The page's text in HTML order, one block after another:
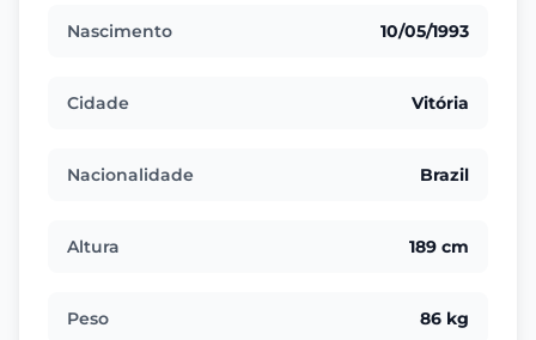
Nascimento 10/05/1993
Cidade Vitória
Nacionalidade Brazil
Altura 189 cm
Peso 86 kg